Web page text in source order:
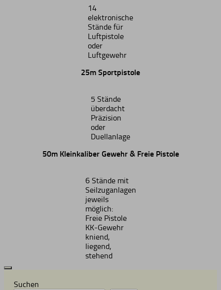
14
elektronische
Stände für
Luftpistole
oder
Luftgewehr
25m Sportpistole
5 Stände
überdacht
Präzision
oder
Duellanlage
50m Kleinkaliber Gewehr & Freie Pistole
6 Stände mit
Seilzuganlagen
jeweils
möglich:
Freie Pistole
KK-Gewehr
kniend,
liegend,
stehend
Suchen